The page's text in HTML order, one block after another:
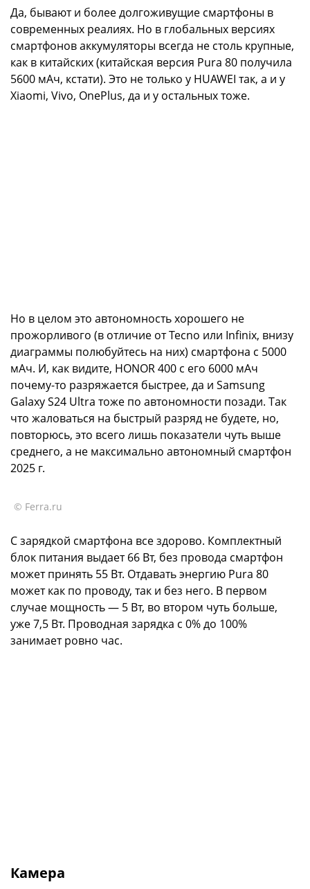
Да, бывают и более долгоживущие смартфоны в
современных реалиях. Но в глобальных версиях
смартфонов аккумуляторы всегда не столь крупные,
как в китайских (китайская версия Pura 80 получила
5600 мАч, кстати). Это не только у HUAWEI так, а и у
Xiaomi, Vivo, OnePlus, да и у остальных тоже.
Но в целом это автономность хорошего не
прожорливого (в отличие от Tecno или Infinix, внизу
диаграммы полюбуйтесь на них) смартфона с 5000
мАч. И, как видите, HONOR 400 с его 6000 мАч
почему-то разряжается быстрее, да и Samsung
Galaxy S24 Ultra тоже по автономности позади. Так
что жаловаться на быстрый разряд не будете, но,
повторюсь, это всего лишь показатели чуть выше
среднего, а не максимально автономный смартфон
2025 г.
© Ferra.ru
С зарядкой смартфона все здорово. Комплектный
блок питания выдает 66 Вт, без провода смартфон
может принять 55 Вт. Отдавать энергию Pura 80
может как по проводу, так и без него. В первом
случае мощность — 5 Вт, во втором чуть больше,
уже 7,5 Вт. Проводная зарядка с 0% до 100%
занимает ровно час.
Камера